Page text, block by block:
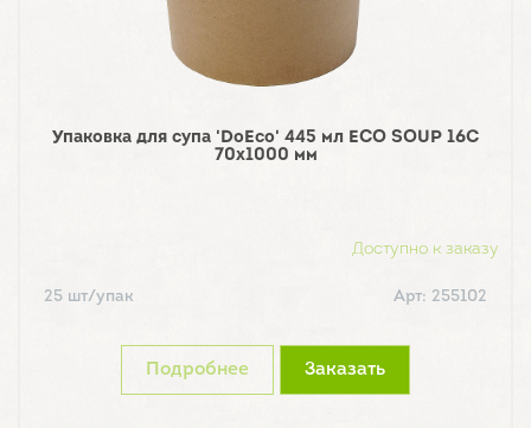
Упаковка для супа 'DoEco' 445 мл ECO SOUP 16С
70х1000 мм
Доступно к заказу
25 шт/упак Арт: 255102
Подробнее Заказать